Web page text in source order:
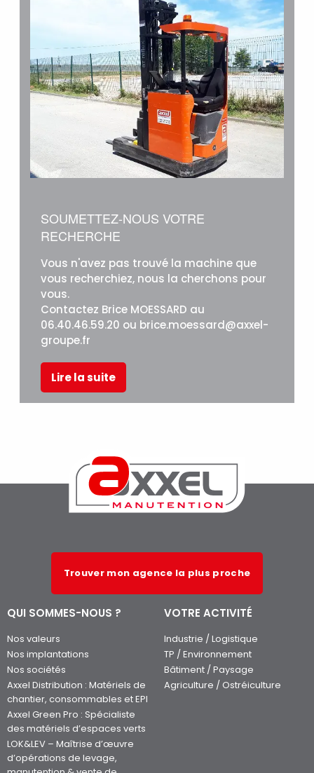
RECHERCHE
Vous n'avez pas trouvé la machine que
vous recherchiez, nous la cherchons pour
vous.
Contactez Brice MOESSARD au
06.40.46.59.20 ou brice.moessard@axxel-
groupe.fr
Trouver mon agence la plus proche
QUI SOMMES-NOUS ?
Nos valeurs
Nos implantations
Nos sociétés
Axxel Distribution : Matériels de
chantier, consommables et EPI
Axxel Green Pro : Spécialiste
des matériels d’espaces verts
LOK&LEV – Maîtrise d’œuvre
d’opérations de levage,
manutention & vente de
containers
VOTRE ACTIVITÉ
Industrie / Logistique
TP / Environnement
Bâtiment / Paysage
Agriculture / Ostréiculture